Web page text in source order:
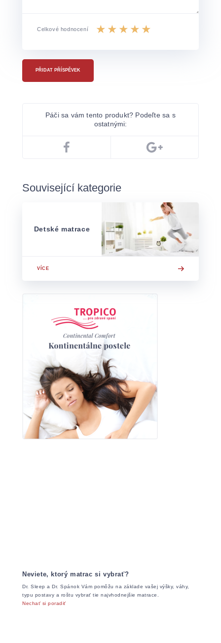
Celkové hodnocení
PŘIDAT PŘÍSPĚVEK
Páči sa vám tento produkt? Podeľte sa s
ostatnými:
Související kategorie
Detské matrace
VÍCE
Neviete, ktorý matrac si vybrať?
Dr. Sleep a Dr. Spánok Vám pomôžu na základe vašej výšky, váhy,
typu postavy a roštu vybrať tie najvhodnejšie matrace.
Nechať si poradiť